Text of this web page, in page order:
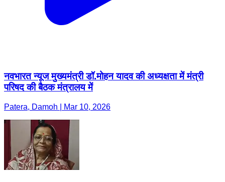
नवभारत न्यूज मुख्यमंत्री डॉ.मोहन यादव की अध्यक्षता में मंत्री
परिषद की बैठक मंत्रालय में
Patera, Damoh | Mar 10, 2026